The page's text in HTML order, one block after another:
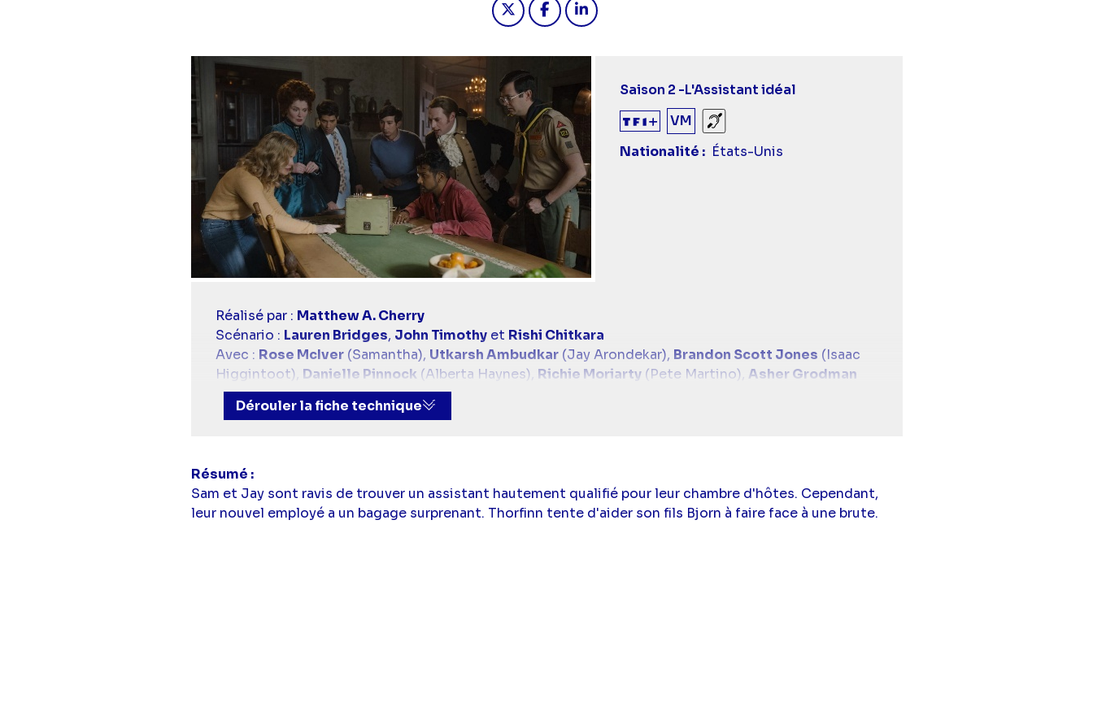
Saison 2 -L'Assistant idéal
VM
Sourds et malentendants
Nationalité
États-Unis
Casting
simba
Réalisé par : Matthew A. Cherry
Scénario : Lauren Bridges, John Timothyet Rishi Chitkara
Avec : Rose McIver(Samantha), Utkarsh Ambudkar(Jay Arondekar), Brandon Scott Jones (Isaac
Higgintoot), Danielle Pinnock (Alberta Haynes), Richie Moriarty(Pete Martino), Asher Grodman
(Trevor Lefkowitz),Rebecca Wisocky
Zaragoza(Sasappis),Sheila Carrasco
Dérouler la fiche technique
Résumé
Sam et Jay sont ravis de trouver un assistant hautement qualifié pour leur chambre d'hôtes. Cependant,
leur nouvel employé a un bagage surprenant. Thorfinn tente d'aider son fils Bjorn à faire face à une brute.